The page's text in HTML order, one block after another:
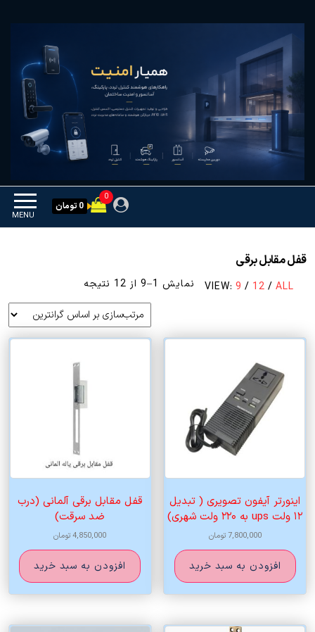
همیار امنیت
MENU
0
0 تومان
قفل مقابل برقی
VIEW: 9 / 12 / ALL نمایش 1–9 از 12 نتیجه
بر
اساس
قیمت:
به
کم
اینورتر آیفون تصویری ( تبدیل
۱۲ ولت ups به ۲۲۰ ولت شهری)
7,800,000تومان
افزودن به سبد خرید
قفل مقابل برقی آلمانی (درب
ضد سرقت)
4,850,000تومان
افزودن به سبد خرید